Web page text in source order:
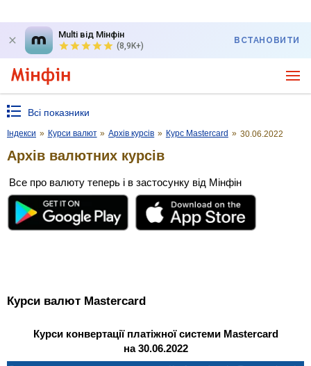
Multi від Мінфін
(8,9K+)
ВСТАНОВИТИ
Всі показники
Індекси » Курси валют » Архів курсів » Курс Mastercard » 30.06.2022
Архів валютних курсів
Все про валюту теперь і в застосунку від Мінфін
Курси валют Mastercard
Курси конвертації платіжної системи Mastercard
на 30.06.2022